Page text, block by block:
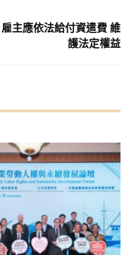
主應依法給付資遣費 維
護法定權益